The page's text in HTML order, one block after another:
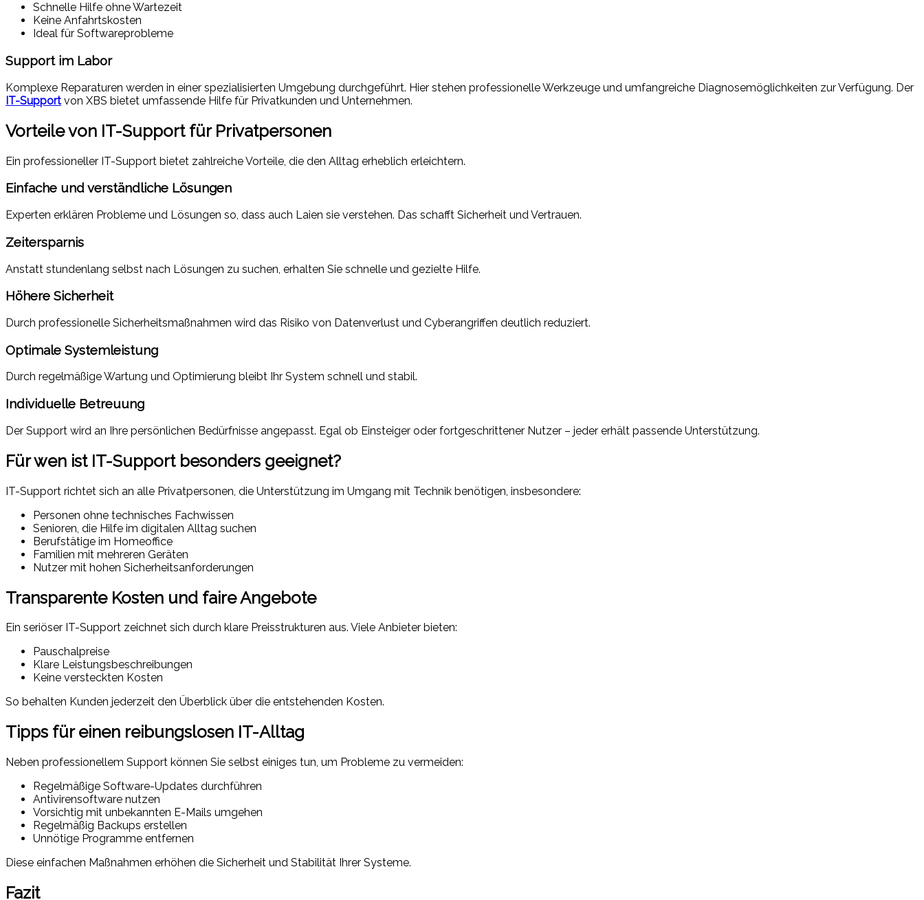
Schnelle Hilfe ohne Wartezeit
Keine Anfahrtskosten
Ideal für Softwareprobleme
Support im Labor
Komplexe Reparaturen werden in einer spezialisierten Umgebung durchgeführt. Hier stehen professionelle Werkzeuge und umfangreiche Diagnosemöglichkeiten zur Verfügung. Der
IT-Support von XBS bietet umfassende Hilfe für Privatkunden und Unternehmen.
Vorteile von IT-Support für Privatpersonen
Ein professioneller IT-Support bietet zahlreiche Vorteile, die den Alltag erheblich erleichtern.
Einfache und verständliche Lösungen
Experten erklären Probleme und Lösungen so, dass auch Laien sie verstehen. Das schafft Sicherheit und Vertrauen.
Zeitersparnis
Anstatt stundenlang selbst nach Lösungen zu suchen, erhalten Sie schnelle und gezielte Hilfe.
Höhere Sicherheit
Durch professionelle Sicherheitsmaßnahmen wird das Risiko von Datenverlust und Cyberangriffen deutlich reduziert.
Optimale Systemleistung
Durch regelmäßige Wartung und Optimierung bleibt Ihr System schnell und stabil.
Individuelle Betreuung
Der Support wird an Ihre persönlichen Bedürfnisse angepasst. Egal ob Einsteiger oder fortgeschrittener Nutzer – jeder erhält passende Unterstützung.
Für wen ist IT-Support besonders geeignet?
IT-Support richtet sich an alle Privatpersonen, die Unterstützung im Umgang mit Technik benötigen, insbesondere:
Personen ohne technisches Fachwissen
Senioren, die Hilfe im digitalen Alltag suchen
Berufstätige im Homeoffice
Familien mit mehreren Geräten
Nutzer mit hohen Sicherheitsanforderungen
Transparente Kosten und faire Angebote
Ein seriöser IT-Support zeichnet sich durch klare Preisstrukturen aus. Viele Anbieter bieten:
Pauschalpreise
Klare Leistungsbeschreibungen
Keine versteckten Kosten
So behalten Kunden jederzeit den Überblick über die entstehenden Kosten.
Tipps für einen reibungslosen IT-Alltag
Neben professionellem Support können Sie selbst einiges tun, um Probleme zu vermeiden:
Regelmäßige Software-Updates durchführen
Antivirensoftware nutzen
Vorsichtig mit unbekannten E-Mails umgehen
Regelmäßig Backups erstellen
Unnötige Programme entfernen
Diese einfachen Maßnahmen erhöhen die Sicherheit und Stabilität Ihrer Systeme.
Fazit